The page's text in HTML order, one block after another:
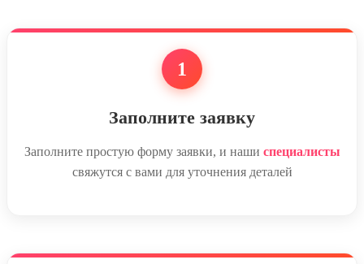
1
Заполните заявку
Заполните простую форму заявки, и наши специалисты
свяжутся с вами для уточнения деталей